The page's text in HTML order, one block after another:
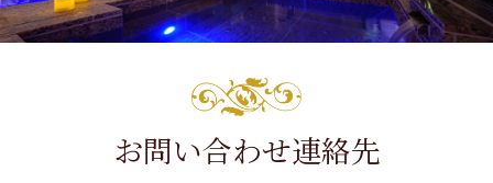
お問い合わせ連絡先